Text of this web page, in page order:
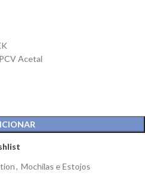
Acetal
, Mochilas e Estojos